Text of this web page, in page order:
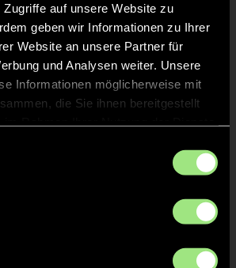
auf unsere Website zu
geben wir Informationen zu Ihrer
Website an unsere Partner für
und Analysen weiter. Unsere
Informationen möglicherweise mit
die Sie ihnen bereitgestellt
B. 17